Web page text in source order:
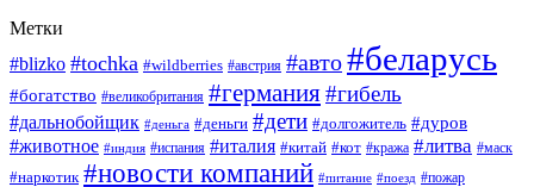
Метки
#blizko #tochka #wildberries #австрия #авто#беларусь
#богатство #великобритания #германия#гибель
#дальнобойщик #деньга #деньги #дети #долгожитель #дуров
#животное #индия #испания #италия #китай #кот #кража #литва #маск
#наркотик #новости компаний #питание #поезд #пожар